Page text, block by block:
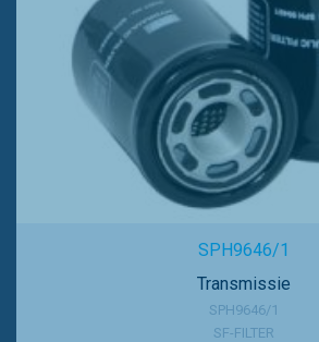
SPH9646/1
Transmissie
SPH9646/1
SF-FILTER